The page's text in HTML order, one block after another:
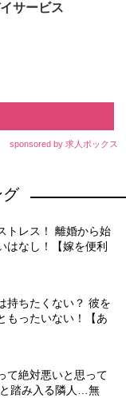
サービス
sponsored by 求人ボックス
グ
トレス！ 離婚から始
はなし！【嫁を便利
持ちたくない？ 彼を
もったいない！【あ
て絶対悪いと思って
踏み入る隣人…無